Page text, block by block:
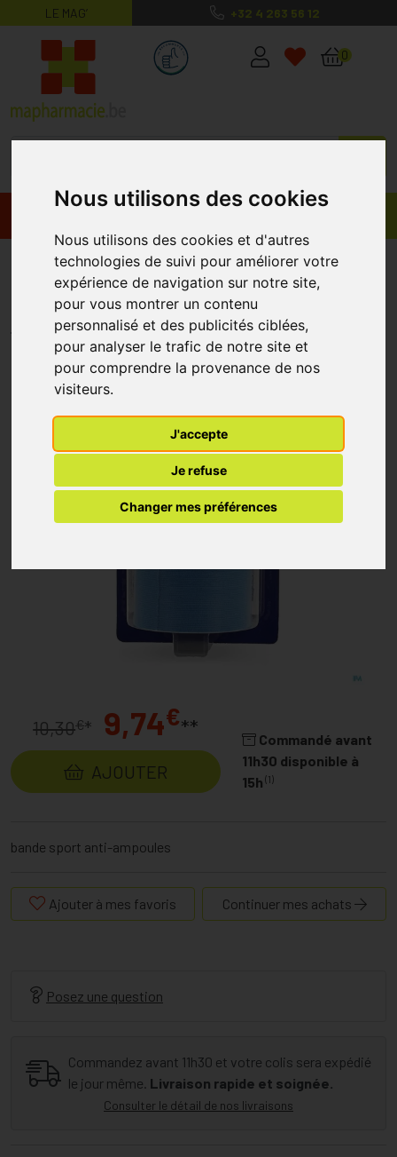
Nous utilisons des cookies
Nous utilisons des cookies et d'autres
technologies de suivi pour améliorer votre
expérience de navigation sur notre site,
pour vous montrer un contenu
personnalisé et des publicités ciblées,
pour analyser le trafic de notre site et
pour comprendre la provenance de nos
visiteurs.
J'accepte
Je refuse
Changer mes préférences
LE MAG’ +32 4 263 56 12
MaPharmacie.be ma santé, mes
0
Hansaplast Bande A/ampoules
Athletes 1
HANSAPLAST
10,30€* 9,74€**
AJOUTER
Commandé avant
11h30 disponible à
15h (1)
bande sport anti-ampoules
Ajouter à mes favoris Continuer mes achats
Posez une question
Commandez avant 11h30 et votre colis sera expédié
le jour même. Livraison rapide et soignée.
Consulter le détail de nos livraisons